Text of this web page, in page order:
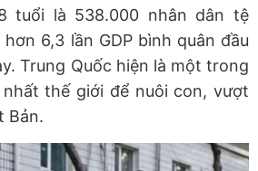
tuổi là 538.000 nhân dân tệ
hơn 6,3 lần GDP bình quân đầu
Trung Quốc hiện là một trong
thế giới để nuôi con, vượt
Bản.